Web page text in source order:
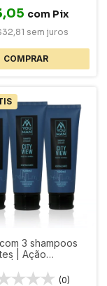
com Pix
sem juros
3 shampoos
| Ação
(0)